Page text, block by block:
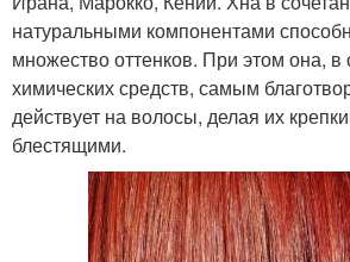
натуральными компонентами
множество оттенков. При этом она, в
химических средств, самым
действует на волосы, делая их
блестящими.